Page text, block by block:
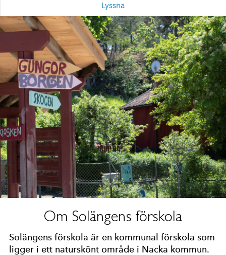
Lyssna
Om Solängens förskola
Solängens förskola är en kommunal förskola som
ligger i ett naturskönt område i Nacka kommun.